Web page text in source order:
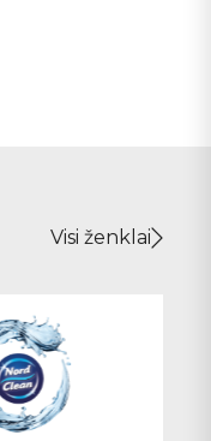
Visi ženklai